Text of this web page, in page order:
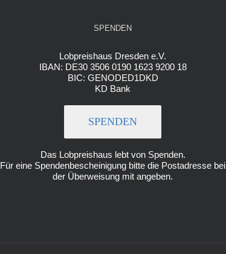
SPENDEN
Lobpreishaus Dresden e.V.
IBAN: DE30 3506 0190 1623 9200 18
BIC: GENODED1DKD
KD Bank
SPENDEN
Das Lobpreishaus lebt von Spenden.
Für eine Spendenbescheinigung bitte die Postadresse bei
der Überweisung mit angeben.